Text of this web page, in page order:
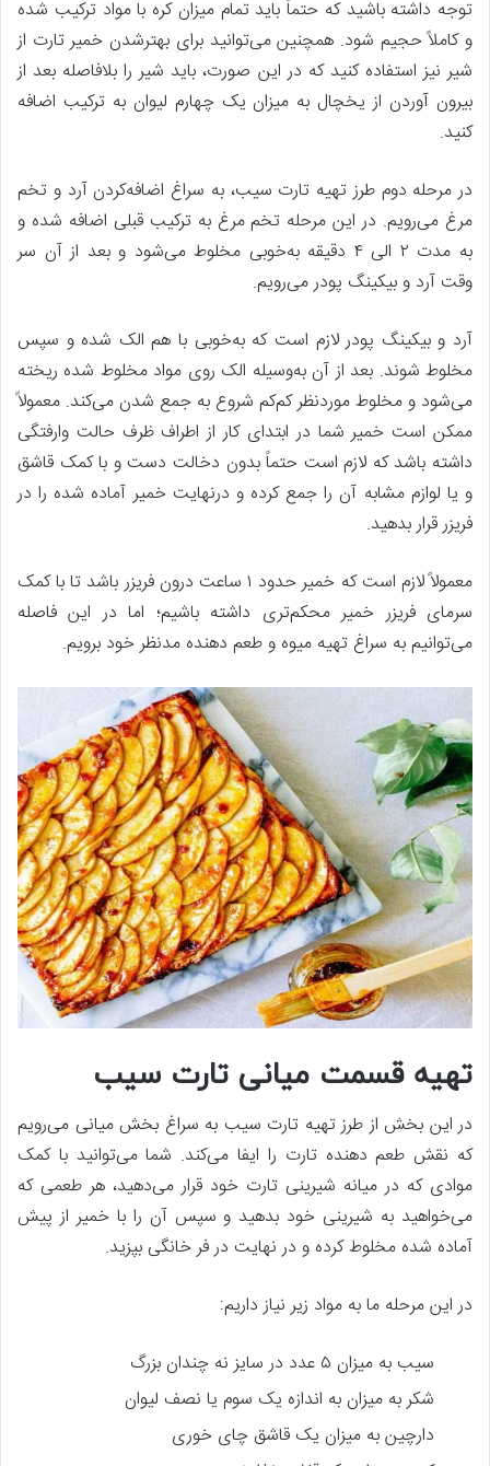
توجه داشته باشید که حتماً باید تمام میزان کره با مواد ترکیب شده
و کاملاً حجیم شود. همچنین می‌توانید برای بهترشدن خمیر تارت از
شیر نیز استفاده کنید که در این صورت، باید شیر را بلافاصله بعد از
بیرون آوردن از یخچال به میزان یک ‌چهارم لیوان به ترکیب اضافه
کنید.
در مرحله دوم طرز تهیه تارت سیب، به سراغ اضافه‌کردن آرد و تخم
‌مرغ می‌رویم. در این مرحله تخم‌ مرغ به ترکیب قبلی اضافه شده و
به مدت ۲ الی ۴ دقیقه به‌خوبی مخلوط می‌شود و بعد از آن سر
وقت آرد و بیکینگ‌ پودر می‌رویم.
آرد و بیکینگ پودر لازم است که به‌خوبی با هم الک شده و سپس
مخلوط شوند. بعد از آن به‌وسیله الک روی مواد مخلوط شده ریخته
می‌شود و مخلوط موردنظر کم‌کم شروع به جمع شدن می‌کند. معمولاً
ممکن است خمیر شما در ابتدای کار از اطراف ظرف حالت وارفتگی
داشته باشد که لازم است حتماً بدون دخالت دست و با کمک قاشق
و یا لوازم مشابه آن را جمع کرده و درنهایت خمیر آماده شده را در
فریزر قرار بدهید.
معمولاً لازم است که خمیر حدود ۱ ساعت درون فریزر باشد تا با کمک
سرمای فریزر خمیر محکم‌تری داشته باشیم؛ اما در این فاصله
می‌توانیم به سراغ تهیه میوه و طعم دهنده مدنظر خود برویم.
تهیه قسمت میانی تارت سیب
در این بخش از طرز تهیه تارت سیب به سراغ بخش میانی می‌رویم
که نقش طعم دهنده تارت را ایفا می‌کند. شما می‌توانید با کمک
موادی که در میانه شیرینی تارت خود قرار می‌دهید، هر طعمی که
می‌خواهید به شیرینی خود بدهید و سپس آن را با خمیر از پیش
آماده شده مخلوط کرده و در نهایت در فر خانگی بپزید.
در این مرحله ما به مواد زیر نیاز داریم:
سیب به میزان ۵ عدد در سایز نه چندان بزرگ
شکر به میزان به اندازه یک سوم یا نصف لیوان
دارچین به میزان یک قاشق چای خوری